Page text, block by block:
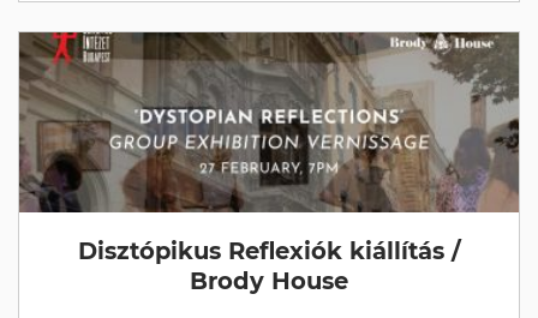
Disztópikus Reflexiók kiállítás /
Brody House